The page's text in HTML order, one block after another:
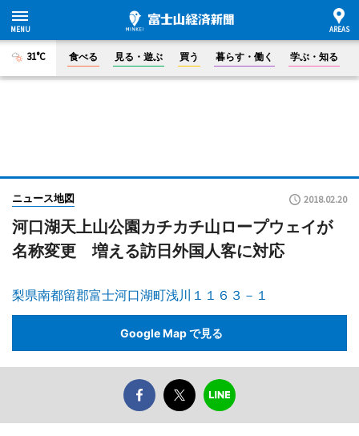
31°C 食べる 見る・遊ぶ 買う 暮らす・働く 学ぶ・知る
ニュース地図 2018.02.20
河口湖天上山公園カチカチ山ロープウェイが
名称変更 増える訪日外国人客に対応
梨県南都留郡富士河口湖町浅川１１６３－１
Google Map で見る